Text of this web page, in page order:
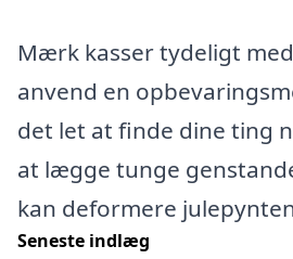
Mærk kasser tydeligt
anvend en
det let at finde dine ting
at lægge tunge
kan deformere
Seneste indlæg